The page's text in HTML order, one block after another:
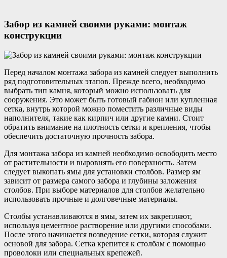
Забор из камней своими руками: монтаж
конструкции
Перед началом монтажа забора из камней следует выполнить
ряд подготовительных этапов. Прежде всего, необходимо
выбрать тип камня, который можно использовать для
сооружения. Это может быть готовый габион или купленная
сетка, внутрь которой можно поместить различные виды
наполнителя, такие как кирпич или другие камни. Стоит
обратить внимание на плотность сетки и крепления, чтобы
обеспечить достаточную прочность забора.
Для монтажа забора из камней необходимо освободить место
от растительности и выровнять его поверхность. Затем
следует выкопать ямы для установки столбов. Размер ям
зависит от размера самого забора и глубины заложения
столбов. При выборе материалов для столбов желательно
использовать прочные и долговечные материалы.
Столбы устанавливаются в ямы, затем их закрепляют,
используя цементное растворение или другими способами.
После этого начинается возведение сетки, которая служит
основой для забора. Сетка крепится к столбам с помощью
проволоки или специальных крепежей.